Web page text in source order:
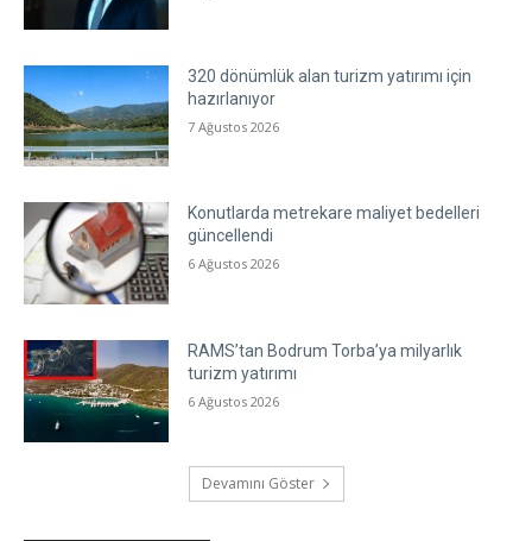
320 dönümlük alan turizm yatırımı için
hazırlanıyor
7 Ağustos 2026
Konutlarda metrekare maliyet bedelleri
güncellendi
6 Ağustos 2026
RAMS’tan Bodrum Torba’ya milyarlık
turizm yatırımı
6 Ağustos 2026
Devamını Göster